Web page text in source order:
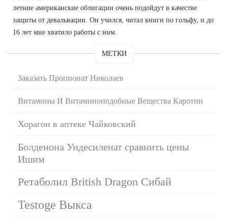
летние американские облигации очень подойдут в качестве
защиты от девальвации. Он учился, читал книги по гольфу, и до
16 лет мне хватило работы с ним.
МЕТКИ
Заказать Пропионат Николаев
Витамины И Витаминоподобные Вещества Каротин
Хорагон в аптеке Чайковский
Болденона Ундесиленат сравнить цены
Ишим
Ретаболил British Dragon Сибай
Testoge Выкса